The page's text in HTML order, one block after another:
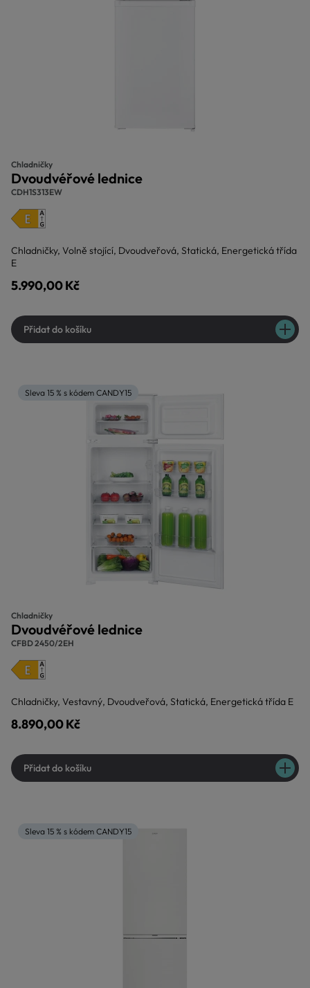
Chladničky
Dvoudvéřové lednice
CDH1S313EW
Chladničky, Volně stojící, Dvoudveřová, Statická, Energetická třída
E
5.990,00 Kč
Přidat do košíku
Sleva 15 % s kódem CANDY15
Chladničky
Dvoudvéřové lednice
CFBD 2450/2EH
Chladničky, Vestavný, Dvoudveřová, Statická, Energetická třída E
8.890,00 Kč
Přidat do košíku
Sleva 15 % s kódem CANDY15